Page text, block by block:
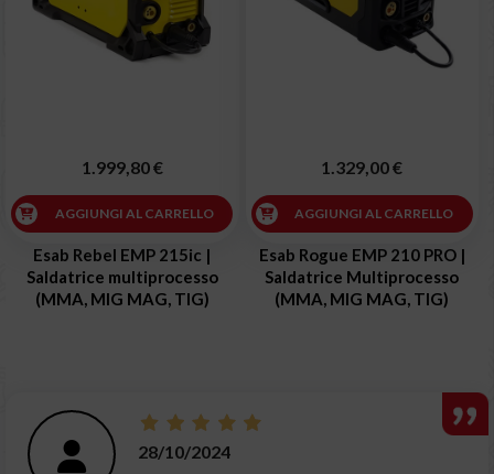
Esab Rebel EMP 215ic |
Saldatrice multiprocesso
(MMA, MIG MAG, TIG)
1.999,80 €
AGGIUNGI AL CARRELLO
Esab Rogue EMP 210 PRO |
Saldatrice Multiprocesso
(MMA, MIG MAG, TIG)
1.329,00 €
AGGIUNGI AL CARRELLO
28/10/2024